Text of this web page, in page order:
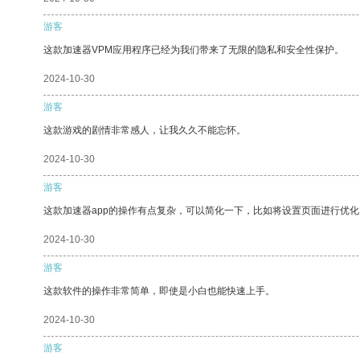
游客
这款加速器VPM应用程序已经为我们带来了无限的隐私和安全性保护。
2024-10-30
游客
这款游戏的剧情非常感人，让我久久不能忘怀。
2024-10-30
游客
这款加速器app的操作有点复杂，可以简化一下，比如将设置页面进行优
2024-10-30
游客
这款软件的操作非常简单，即使是小白也能快速上手。
2024-10-30
游客